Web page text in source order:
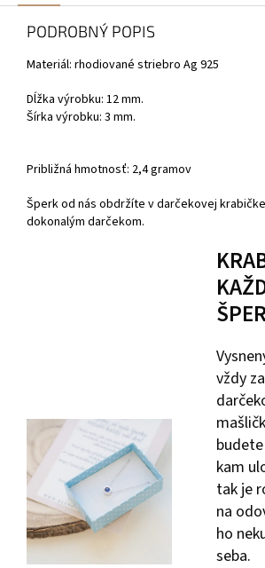
PODROBNÝ POPIS
Materiál: rhodiované striebro Ag 925
Dĺžka výrobku: 12 mm.
Šírka výrobku: 3 mm.
Približná hmotnosť: 2,4 gramov
Šperk od nás obdržíte v darčekovej
dokonalým darčekom.
vždy
kam
tak je
na
ho
seba.